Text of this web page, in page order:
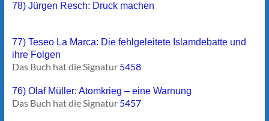
78) Jürgen Resch: Druck machen
77) Teseo La Marca: Die fehlgeleitete Islamdebatte und
ihre Folgen
Das Buch hat die Signatur 5458
76) Olaf Müller: Atomkrieg – eine Warnung
Das Buch hat die Signatur 5457